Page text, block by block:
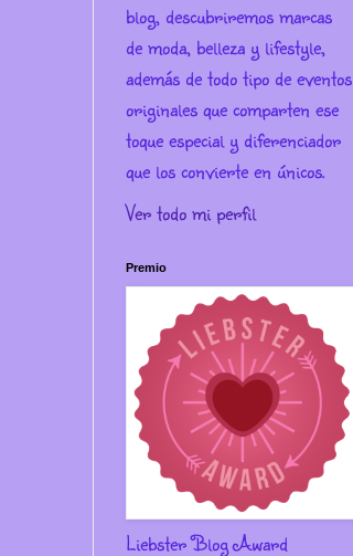
blog, descubriremos marcas
de moda, belleza y lifestyle,
además de todo tipo de eventos
originales que comparten ese
toque especial y diferenciador
que los convierte en únicos.
Ver todo mi perfil
Premio
Liebster Blog Award